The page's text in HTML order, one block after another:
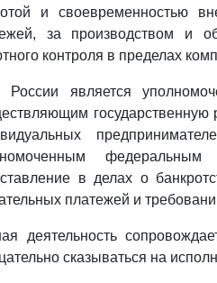
и своевременностью
за производством и
контроля в пределах
является
государственную
федеральным
в делах о
платежей и
деятельность
сказываться на